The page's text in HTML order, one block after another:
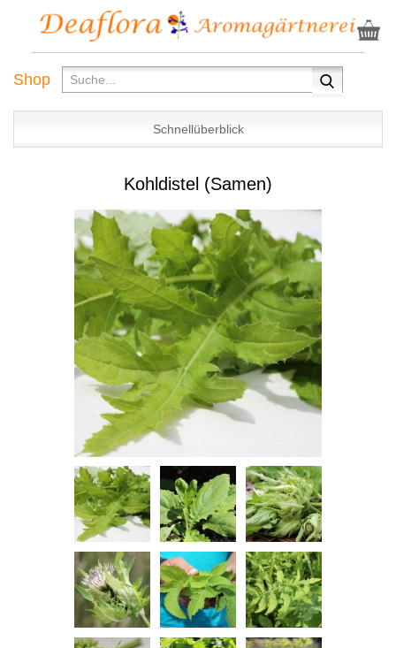
Shop
Schnellüberblick
Kohldistel (Samen)